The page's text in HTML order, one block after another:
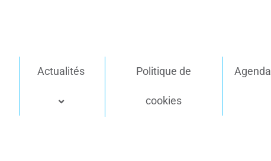
Actualités Politique de
cookies
Agenda